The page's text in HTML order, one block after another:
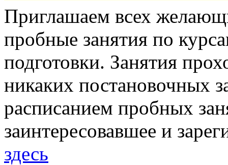
Приглашаем всех
пробные занятия по
подготовки. Занятия
никаких постановочных
расписанием пробных
заинтересовавшее и
здесь